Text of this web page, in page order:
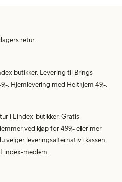
retur.
butikker. Levering til Brings
. Hjemlevering med Helthjem 49,-.
i Lindex-butikker. Gratis
ved kjøp for 499,- eller mer
velger leveringsalternativ i kassen.
medlem.